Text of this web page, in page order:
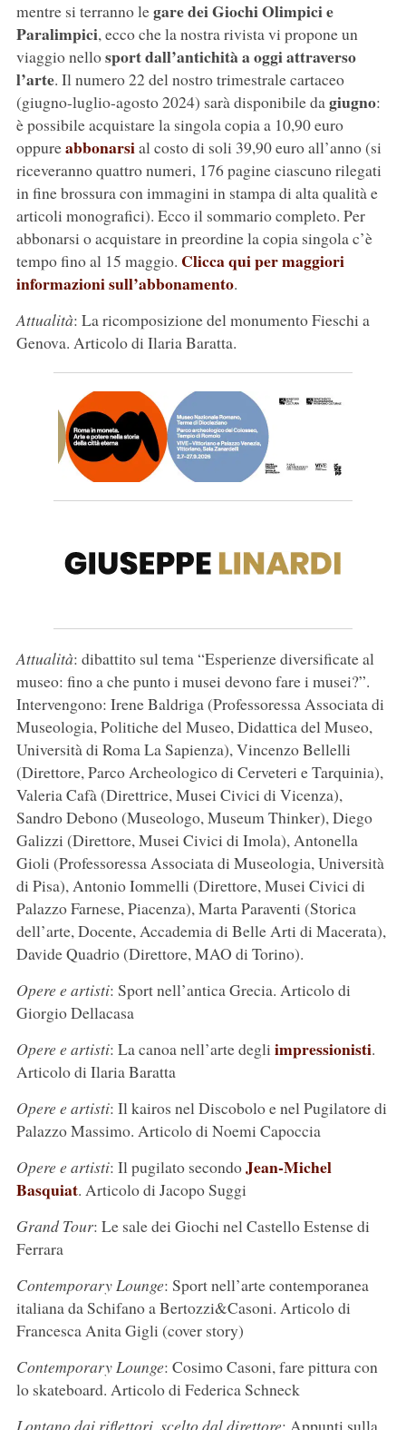
mentre si terranno legare dei Giochi Olimpici e
Paralimpici, ecco che la nostra rivista vi propone un
viaggio nellosport dall’antichità a oggi attraverso
l’arte. Il numero 22 del nostro trimestrale cartaceo
(giugno-luglio-agosto 2024) sarà disponibile dagiugno:
è possibile acquistare la singola copia a 10,90 euro
oppureabbonarsial costo di soli 39,90 euro all’anno (si
riceveranno quattro numeri, 176 pagine ciascuno rilegati
in fine brossura con immagini in stampa di alta qualità e
articoli monografici). Ecco il sommario completo. Per
abbonarsi o acquistare in preordine la copia singola c’è
tempo fino al 15 maggio. Clicca qui per maggiori
informazioni sull’abbonamento.
Attualità: La ricomposizione del monumento Fieschi a
Genova. Articolo di Ilaria Baratta.
Attualità: dibattito sul tema “Esperienze diversificate al
museo: fino a che punto i musei devono fare i musei?”.
Intervengono: Irene Baldriga (Professoressa Associata di
Museologia, Politiche del Museo, Didattica del Museo,
Università di Roma La Sapienza), Vincenzo Bellelli
(Direttore, Parco Archeologico di Cerveteri e Tarquinia),
Valeria Cafà (Direttrice, Musei Civici di Vicenza),
Sandro Debono (Museologo, Museum Thinker), Diego
Galizzi (Direttore, Musei Civici di Imola), Antonella
Gioli (Professoressa Associata di Museologia, Università
di Pisa), Antonio Iommelli (Direttore, Musei Civici di
Palazzo Farnese, Piacenza), Marta Paraventi (Storica
dell’arte, Docente, Accademia di Belle Arti di Macerata),
Davide Quadrio (Direttore, MAO di Torino).
Opere e artisti: Sport nell’antica Grecia. Articolo di
Giorgio Dellacasa
Opere e artisti: La canoa nell’arte degli impressionisti.
Articolo di Ilaria Baratta
Opere e artisti: Il kairos nel Discobolo e nel Pugilatore di
Palazzo Massimo. Articolo di Noemi Capoccia
Opere e artisti: Il pugilato secondoJean-Michel
Basquiat. Articolo di Jacopo Suggi
Grand Tour: Le sale dei Giochi nel Castello Estense di
Ferrara
Contemporary Lounge: Sport nell’arte contemporanea
italiana da Schifano a Bertozzi&Casoni. Articolo di
Francesca Anita Gigli (cover story)
Contemporary Lounge: Cosimo Casoni, fare pittura con
lo skateboard. Articolo di Federica Schneck
Lontano dai riflettori, scelto dal direttore: Appunti sulla